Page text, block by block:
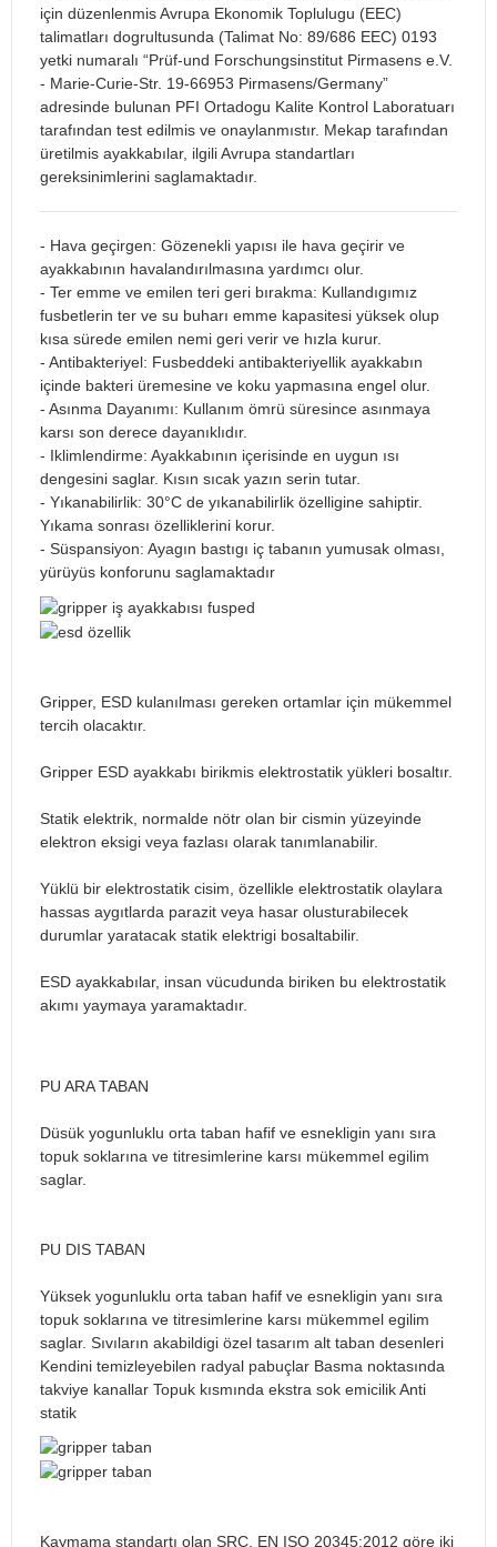
için düzenlenmis Avrupa Ekonomik Toplulugu (EEC)
talimatları dogrultusunda (Talimat No: 89/686 EEC) 0193
yetki numaralı “Prüf-und Forschungsinstitut Pirmasens e.V.
- Marie-Curie-Str. 19-66953 Pirmasens/Germany”
adresinde bulunan PFI Ortadogu Kalite Kontrol Laboratuarı
tarafından test edilmis ve onaylanmıstır. Mekap tarafından
üretilmis ayakkabılar, ilgili Avrupa standartları
gereksinimlerini saglamaktadır.
- Hava geçirgen: Gözenekli yapısı ile hava geçirir ve
ayakkabının havalandırılmasına yardımcı olur.
- Ter emme ve emilen teri geri bırakma: Kullandıgımız
fusbetlerin ter ve su buharı emme kapasitesi yüksek olup
kısa sürede emilen nemi geri verir ve hızla kurur.
- Antibakteriyel: Fusbeddeki antibakteriyellik ayakkabın
içinde bakteri üremesine ve koku yapmasına engel olur.
- Asınma Dayanımı: Kullanım ömrü süresince asınmaya
karsı son derece dayanıklıdır.
- Iklimlendirme: Ayakkabının içerisinde en uygun ısı
dengesini saglar. Kısın sıcak yazın serin tutar.
- Yıkanabilirlik: 30°C de yıkanabilirlik özelligine sahiptir.
Yıkama sonrası özelliklerini korur.
- Süspansiyon: Ayagın bastıgı iç tabanın yumusak olması,
yürüyüs konforunu saglamaktadır
Gripper, ESD kulanılması gereken ortamlar için mükemmel
tercih olacaktır.
Gripper ESD ayakkabı birikmis elektrostatik yükleri bosaltır.
Statik elektrik, normalde nötr olan bir cismin yüzeyinde
elektron eksigi veya fazlası olarak tanımlanabilir.
Yüklü bir elektrostatik cisim, özellikle elektrostatik olaylara
hassas aygıtlarda parazit veya hasar olusturabilecek
durumlar yaratacak statik elektrigi bosaltabilir.
ESD ayakkabılar, insan vücudunda biriken bu elektrostatik
akımı yaymaya yaramaktadır.
PU ARA TABAN
Düsük yogunluklu orta taban hafif ve esnekligin yanı sıra
topuk soklarına ve titresimlerine karsı mükemmel egilim
saglar.
PU DIS TABAN
Yüksek yogunluklu orta taban hafif ve esnekligin yanı sıra
topuk soklarına ve titresimlerine karsı mükemmel egilim
saglar. Sıvıların akabildigi özel tasarım alt taban desenleri
Kendini temizleyebilen radyal pabuçlar Basma noktasında
takviye kanallar Topuk kısmında ekstra sok emicilik Anti
statik
Kaymama standartı olan SRC, EN ISO 20345:2012 göre iki